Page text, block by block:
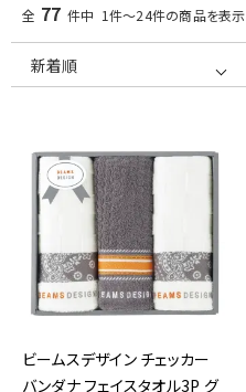
全 77 件中 1件～24件の商品を表示
ビームスデザイン チェッカー
バンダナ フェイスタオル3P グ